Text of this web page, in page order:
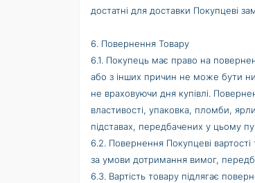
достатні для доставки Покупцеві
6. Повернення Товару
6.1. Покупець має право на
або з інших причин не може бути
не враховуючи дня купівлі.
властивості, упаковка, пломби,
підставах, передбачених у цьому
6.2. Повернення Покупцеві
за умови дотримання вимог,
6.3. Вартість товару підлягає